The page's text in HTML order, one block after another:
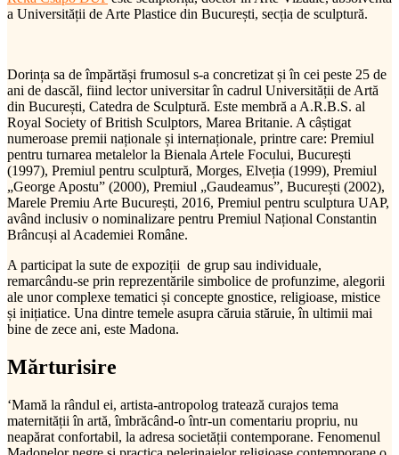
a Universității de Arte Plastice din București, secția de sculptură.
Dorința sa de împărtăși frumosul s-a concretizat și în cei peste 25 de
ani de dascăl, fiind lector universitar în cadrul Universității de Artă
din București, Catedra de Sculptură. Este membră a A.R.B.S. al
Royal Society of British Sculptors, Marea Britanie. A câștigat
numeroase premii naționale și internaționale, printre care: Premiul
pentru turnarea metalelor la Bienala Artele Focului, București
(1997), Premiul pentru sculptură, Morges, Elveția (1999), Premiul
„George Apostu” (2000), Premiul „Gaudeamus”, București (2002),
Marele Premiu Arte București, 2016, Premiul pentru sculptura UAP,
având inclusiv o nominalizare pentru Premiul Național Constantin
Brâncuși al Academiei Române.
A participat la sute de expoziții de grup sau individuale,
remarcându-se prin reprezentările simbolice de profunzime, alegorii
ale unor complexe tematici și concepte gnostice, religioase, mistice
și inițiatice. Una dintre temele asupra căruia stăruie, în ultimii mai
bine de zece ani, este Madona.
Mărturisire
‘Mamă la rândul ei, artista-antropolog tratează curajos tema
maternității în artă, îmbrăcând-o într-un comentariu propriu, nu
neapărat confortabil, la adresa societății contemporane. Fenomenul